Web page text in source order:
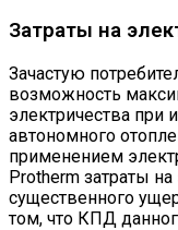
Затраты на
Зачастую
возможность
электричества при
автономного
применением
Protherm затраты
существенного
том, что КПД